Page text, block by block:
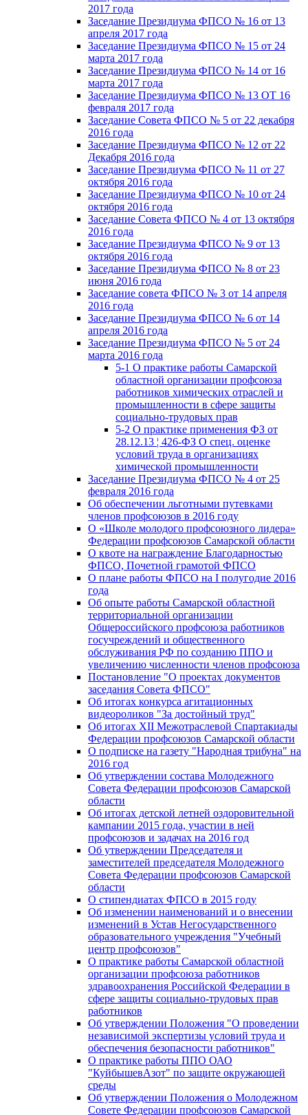
2017 года
Заседание Президиума ФПСО № 16 от 13
апреля 2017 года
Заседание Президиума ФПСО № 15 от 24
марта 2017 года
Заседание Президиума ФПСО № 14 от 16
марта 2017 года
Заседание Президиума ФПСО № 13 ОТ 16
февраля 2017 года
Заседание Совета ФПСО № 5 от 22 декабря
2016 года
Заседание Президиума ФПСО № 12 от 22
Декабря 2016 года
Заседание Президиума ФПСО № 11 от 27
октября 2016 года
Заседание Президиума ФПСО № 10 от 24
октября 2016 года
Заседание Совета ФПСО № 4 от 13 октября
2016 года
Заседание Президиума ФПСО № 9 от 13
октября 2016 года
Заседание Президиума ФПСО № 8 от 23
июня 2016 года
Заседание совета ФПСО № 3 от 14 апреля
2016 года
Заседание Президиума ФПСО № 6 от 14
апреля 2016 года
Заседание Президиума ФПСО № 5 от 24
марта 2016 года
5-1 О практике работы Самарской
областной организации профсоюза
работников химических отраслей и
промышленности в сфере защиты
социально-трудовых прав
5-2 О практике применения ФЗ от
28.12.13 ¦ 426-ФЗ О спец. оценке
условий труда в организациях
химической промышленности
Заседание Президиума ФПСО № 4 от 25
февраля 2016 года
Об обеспечении льготными путевками
членов профсоюзов в 2016 году
О «Школе молодого профсоюзного лидера»
Федерации профсоюзов Самарской области
О квоте на награждение Благодарностью
ФПСО, Почетной грамотой ФПСО
О плане работы ФПСО на I полугодие 2016
года
Об опыте работы Самарской областной
территориальной организации
Общероссийского профсоюза работников
госучреждений и общественного
обслуживания РФ по созданию ППО и
увеличению численности членов профсоюза
Постановление "О проектах документов
заседания Совета ФПСО"
Об итогах конкурса агитационных
видеороликов "За достойный труд"
Об итогах XII Межотраслевой Спартакиады
Федерации профсоюзов Самарской области
О подписке на газету "Народная трибуна" на
2016 год
Об утверждении состава Молодежного
Совета Федерации профсоюзов Самарской
области
Об итогах детской летней оздоровительной
кампании 2015 года, участии в ней
профсоюзов и задачах на 2016 год
Об утверждении Председателя и
заместителей председателя Молодежного
Совета Федерации профсоюзов Самарской
области
О стипендиатах ФПСО в 2015 году
Об изменении наименований и о внесении
изменений в Устав Негосударственного
образовательного учреждения "Учебный
центр профсоюзов"
О практике работы Самарской областной
организации профсоюза работников
здравоохранения Российской Федерации в
сфере защиты социально-трудовых прав
работников
Об утверждении Положения "О проведении
независимой экспертизы условий труда и
обеспечения безопасности работников"
О практике работы ППО ОАО
"КуйбышевАзот" по защите окружающей
среды
Об утверждении Положения о Молодежном
Совете Федерации профсоюзов Самарской